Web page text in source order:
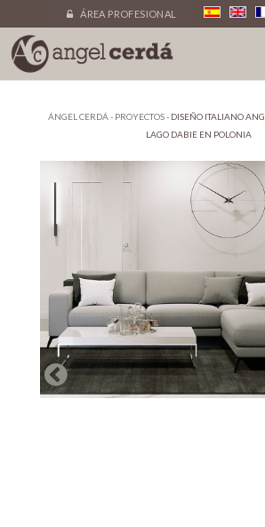
ÁREA PROFESIONAL
ÁNGEL CERDÁ - PROYECTOS- DISEÑO ITALIANO
LAGO DABIE EN POLONIA